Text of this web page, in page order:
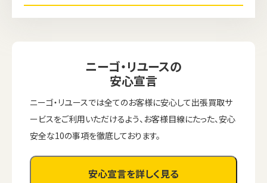
ニーゴ・リユースの
安心宣言
ニーゴ・リユースでは全てのお客様に安心して出張買取サ
ービスをご利用いただけるよう、お客様目線にたった、安心
安全な10の事項を徹底しております。
安心宣言を詳しく見る